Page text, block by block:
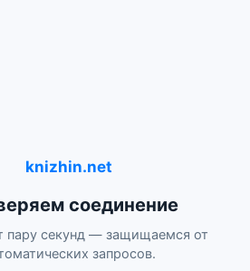
knizhin.net
соединение
пару секунд — защищаемся от
запросов.